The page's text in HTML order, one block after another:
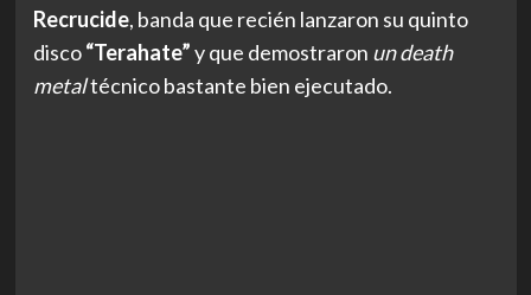
Recrucide, banda que recién lanzaron su quinto
disco“Terahate”y que demostraron un death
metaltécnico bastante bien ejecutado.